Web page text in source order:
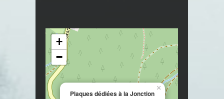
Plaques dédiées à la Jonction
×
+
−